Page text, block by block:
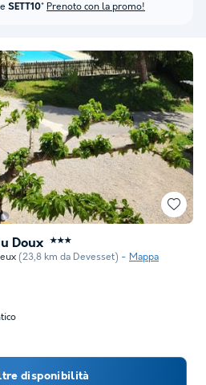
Doux ★★★
(23,8 km da Devesset) Mappa
disponibilità
SETT10* Prenoto con la promo!